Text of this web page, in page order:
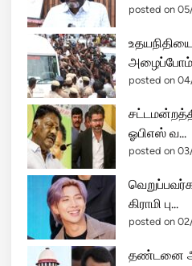
posted on
posted on
ஓபிஎஸ் வ...
posted on
கிராமி பு...
posted on
தண்டனை